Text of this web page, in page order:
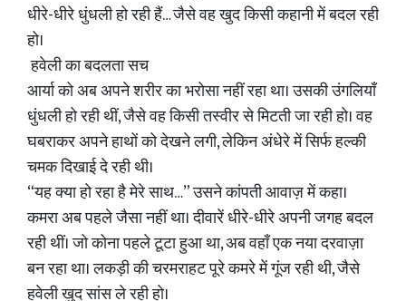
धीरे-धीरे धुंधली हो रही हैं… जैसे वह खुद किसी कहानी में बदल रही
हो।
हवेली का बदलता सच
आर्या को अब अपने शरीर का भरोसा नहीं रहा था। उसकी उंगलियाँ
धुंधली हो रही थीं, जैसे वह किसी तस्वीर से मिटती जा रही हो। वह
घबराकर अपने हाथों को देखने लगी, लेकिन अंधेरे में सिर्फ हल्की
चमक दिखाई दे रही थी।
“यह क्या हो रहा है मेरे साथ…” उसने कांपती आवाज़ में कहा।
कमरा अब पहले जैसा नहीं था। दीवारें धीरे-धीरे अपनी जगह बदल
रही थीं। जो कोना पहले टूटा हुआ था, अब वहाँ एक नया दरवाज़ा
बन रहा था। लकड़ी की चरमराहट पूरे कमरे में गूंज रही थी, जैसे
हवेली खुद सांस ले रही हो।